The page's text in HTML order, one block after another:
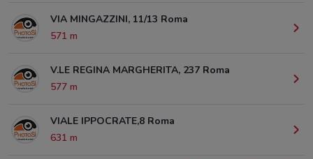
VIA MINGAZZINI, 11/13 Roma
571 m
V.LE REGINA MARGHERITA, 237 Roma
577 m
VIALE IPPOCRATE,8 Roma
631 m